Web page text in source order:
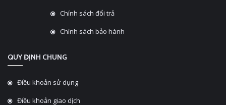
Chính sách đổi trả
Chính sách bảo hành
QUY ĐỊNH CHUNG
Điều khoản sử dụng
Điều khoản giao dịch